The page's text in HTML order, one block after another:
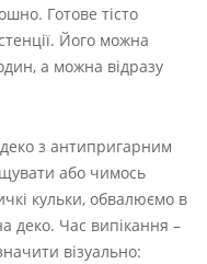
Готове тісто
Його можна
а можна відразу
з антипригарним
або чимось
кульки, обвалюємо в
деко. Час випікання –
візуально: